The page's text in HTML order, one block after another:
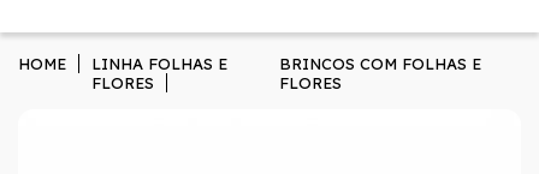
HOME
LINHA FOLHAS E
FLORES
BRINCOS COM FOLHAS E
FLORES